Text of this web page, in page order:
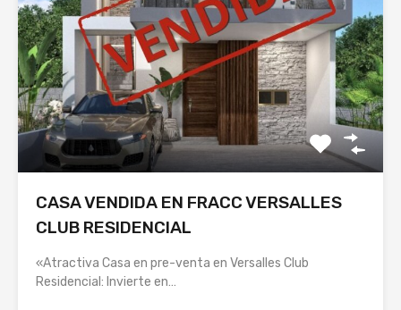
CASA VENDIDA EN FRACC VERSALLES
CLUB RESIDENCIAL
«Atractiva Casa en pre-venta en Versalles Club
Residencial: Invierte en…